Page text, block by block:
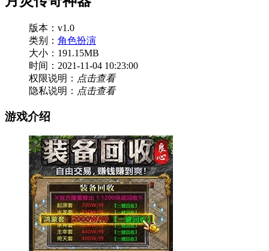
版本：v1.0
类别： 角色扮演
大小：191.15MB
时间：2021-11-04 10:23:00
权限说明： 点击查看
隐私说明： 点击查看
游戏介绍